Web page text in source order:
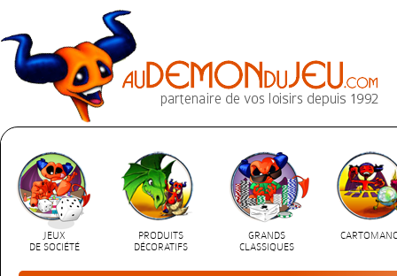
JEUX
DE SOCIÉTÉ
PRODUITS
DÉCORATIFS
GRANDS
CLASSIQUES